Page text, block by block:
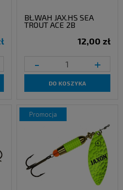
BŁ.WAH JAX.HS SEA
TROUT ACE 2B
12,00 zł
- +
DO KOSZYKA
promocja